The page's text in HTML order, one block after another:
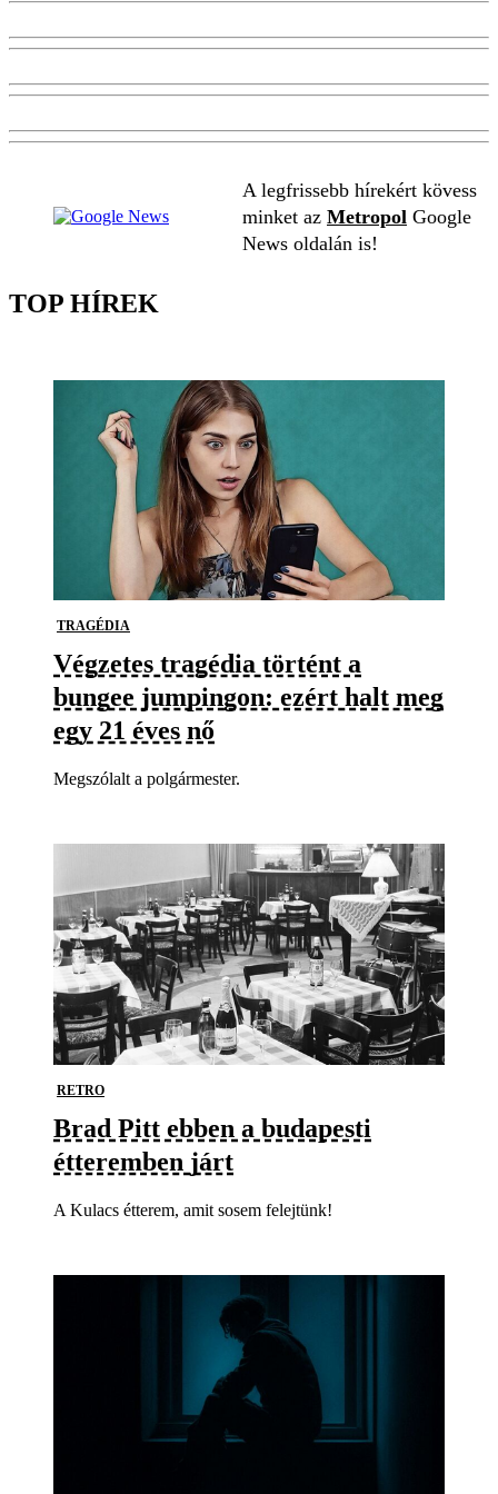
A legfrissebb hírekért kövess
minket az Metropol Google
News oldalán is!
TOP HÍREK
TRAGÉDIA
Végzetes tragédia történt a
bungee jumpingon: ezért halt meg
egy 21 éves nő
Megszólalt a polgármester.
RETRO
Brad Pitt ebben a budapesti
étteremben járt
A Kulacs étterem, amit sosem felejtünk!